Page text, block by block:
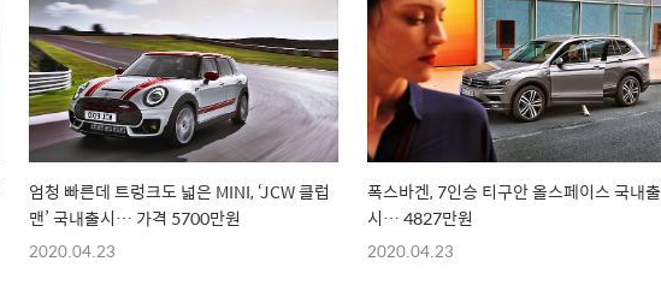
엄청 빠른데 트렁크도 넓은 MINI, ‘JCW 클럽
맨’ 국내출시… 가격 5700만원
2020.04.23
폭스바겐, 7인승 티구안 올스페이스 국내출
시… 4827만원
2020.04.23